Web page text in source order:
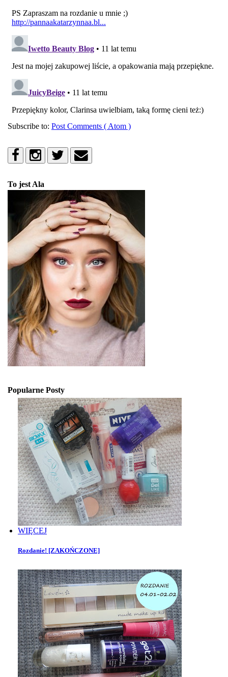
Subscribe to: Post Comments ( Atom )
To jest Ala
Popularne Posty
WIĘCEJ
Rozdanie! [ZAKOŃCZONE]